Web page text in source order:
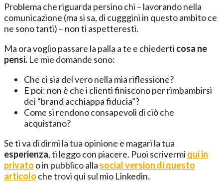
Problema che riguarda persino chi – lavorando nella
comunicazione (ma si sa, di cugggini in questo ambito ce
ne sono tanti) – non ti aspetteresti.
Ma ora voglio passare la palla a te e chiederti cosa ne
pensi. Le mie domande sono:
Che ci sia del vero nella mia riflessione?
E poi: non è che i clienti finiscono per rimbambirsi
dei “brand acchiappa fiducia”?
Come si rendono consapevoli di ciò che
acquistano?
Se ti va di dirmi la tua opinione e magari la tua
esperienza, ti leggo con piacere. Puoi scrivermi qui in
privato o in pubblico alla social version di questo
articolo che trovi qui sul mio Linkedin.